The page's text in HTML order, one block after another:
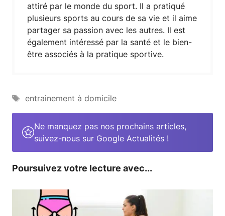
attiré par le monde du sport. Il a pratiqué
plusieurs sports au cours de sa vie et il aime
partager sa passion avec les autres. Il est
également intéressé par la santé et le bien-
être associés à la pratique sportive.
Étiquettes
entrainement à domicile
Ne manquez pas nos prochains articles,
suivez-nous sur Google Actualités !
Poursuivez votre lecture avec...